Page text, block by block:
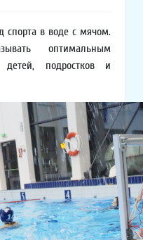
в воде с мячом.
оптимальным
подростков и